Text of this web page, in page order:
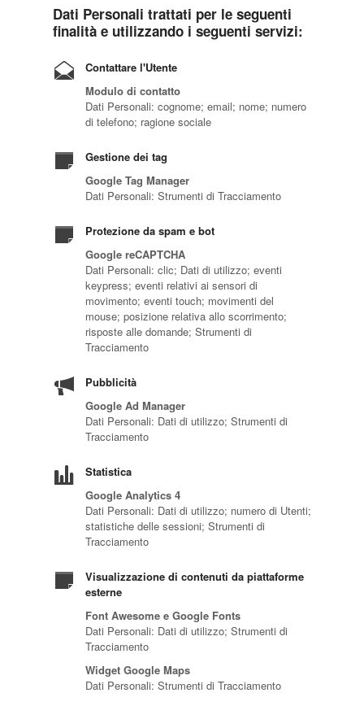
Dati Personali trattati per le seguenti
finalità e utilizzando i seguenti servizi:
Contattare l'Utente
Modulo di contatto
Dati Personali: cognome; email; nome; numero
di telefono; ragione sociale
Gestione dei tag
Google Tag Manager
Dati Personali: Strumenti di Tracciamento
Protezione da spam e bot
Google reCAPTCHA
Dati Personali: clic; Dati di utilizzo; eventi
keypress; eventi relativi ai sensori di
movimento; eventi touch; movimenti del
mouse; posizione relativa allo scorrimento;
risposte alle domande; Strumenti di
Tracciamento
Pubblicità
Google Ad Manager
Dati Personali: Dati di utilizzo; Strumenti di
Tracciamento
Statistica
Google Analytics 4
Dati Personali: Dati di utilizzo; numero di Utenti;
statistiche delle sessioni; Strumenti di
Tracciamento
Visualizzazione di contenuti da piattaforme
esterne
Font Awesome e Google Fonts
Dati Personali: Dati di utilizzo; Strumenti di
Tracciamento
Widget Google Maps
Dati Personali: Strumenti di Tracciamento